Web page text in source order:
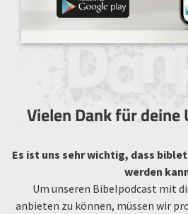
Vielen Dank für
Es ist uns sehr wichtig, dass
werden
Um unseren Bibelpodcast mit
anbieten zu können, müssen wir